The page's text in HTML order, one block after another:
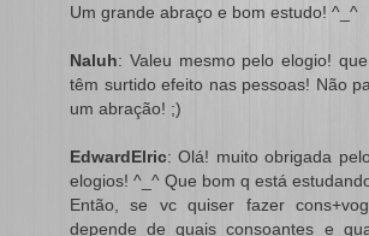
Um grande abraço e bom estudo! ^_^
Naluh: Valeu mesmo pelo elogio!
têm surtido efeito nas pessoas! Não
um abração! ;)
EdwardElric: Olá! muito obrigada
elogios! ^_^ Que bom q está
Então, se vc quiser fazer
depende de quais consoantes e